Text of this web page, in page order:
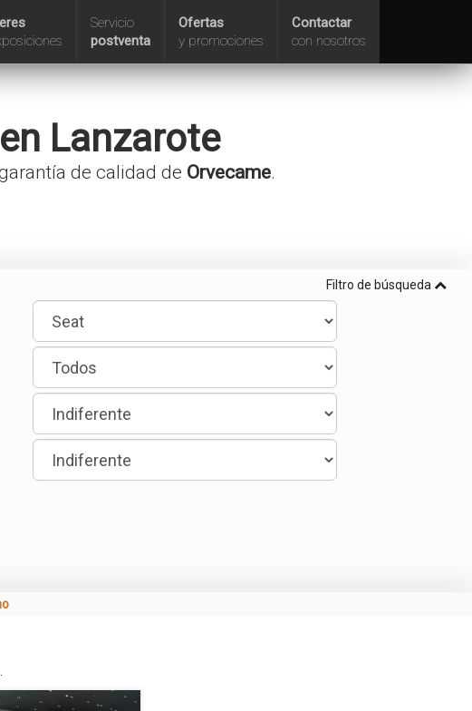
Servicio
postventa
Ofertas
y promociones
Contactar
con nosotros
en Lanzarote
de calidad de Orvecame.
Filtro de búsqueda